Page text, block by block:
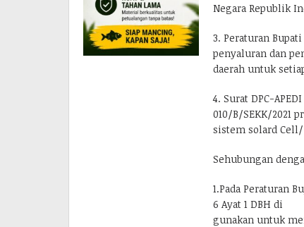
Negara Republik
3. Peraturan
penyaluran dan
daerah untuk
4. Surat DPC-
010/B/SEKK/2021
sistem solard
Sehubungan
1.Pada Peraturan
6 Ayat 1 DBH di
gunakan untuk